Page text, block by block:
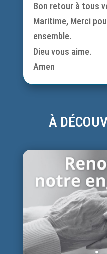
Bon retour à tous
Maritime, Merci
ensemble.
Dieu vous aime.
Amen
À